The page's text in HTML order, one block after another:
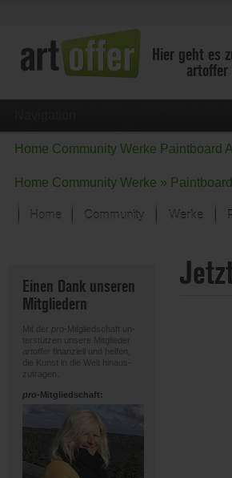
Hier geht es
artoffer
Home Community Werke Paintboard
Home Community Werke » Paintboard
Home Community Werke
Der letzte
Alle
Einen Dank unseren
Mitgliedern
Mit der pro
-Mitgliedschaft un-
terstützen unsere Mitglieder
artoffer finanziell und helfen,
die Kunst in die Welt hinaus-
zutragen.
pro-Mitgliedschaft: